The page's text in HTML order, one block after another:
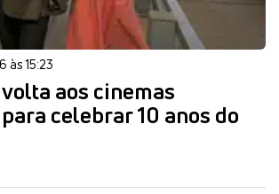
às 15:23
aos cinemas
celebrar 10 anos do